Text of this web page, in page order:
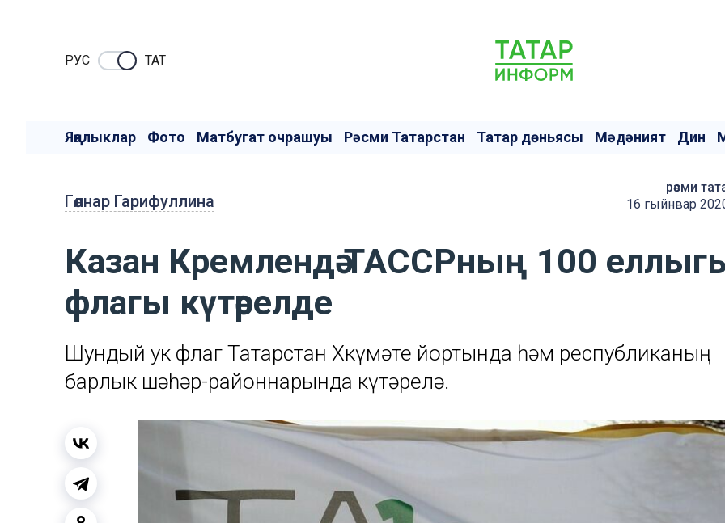
РУC ТАТ
Яңалыклар Фото Матбугат очрашуы Рәсми Татарстан Татар дөньясы Мәдәният Дин
Гөлнар Гарифуллина
рәсми
16 гыйнвар
Казан Кремлендә ТАССРның 100
флагы күтәрелде
Шундый ук флаг Татарстан Хөкүмәте йортында һәм республиканың
барлык шәһәр-районнарында күтәрелә.